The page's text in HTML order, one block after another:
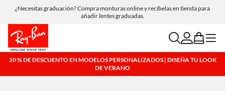
Compra online y recoge en tienda de forma gratuita.
searchaccount
bag menu
20 % DE DESCUENTO EN MODELOS PERSONALIZADOS | DISEÑA TU LOOK
DE VERANO